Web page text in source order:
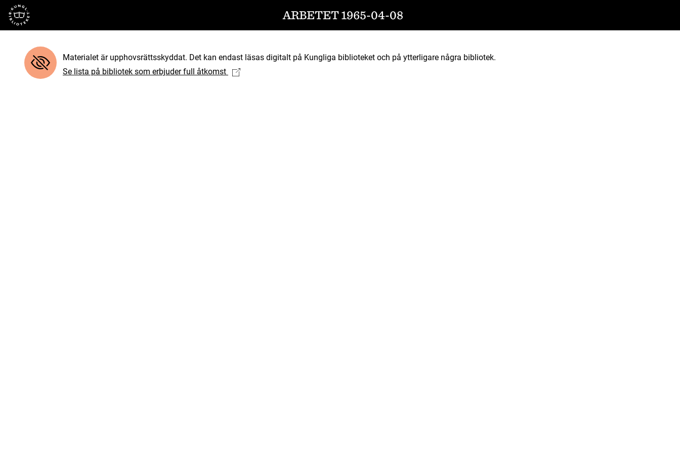
Till startsidan ARBETET 1965-04-08
Materialet är upphovsrättsskyddat. Det kan endast läsas digitalt på Kungliga biblioteket och på ytterligare några bibliotek.
Se lista på bibliotek som erbjuder full åtkomst